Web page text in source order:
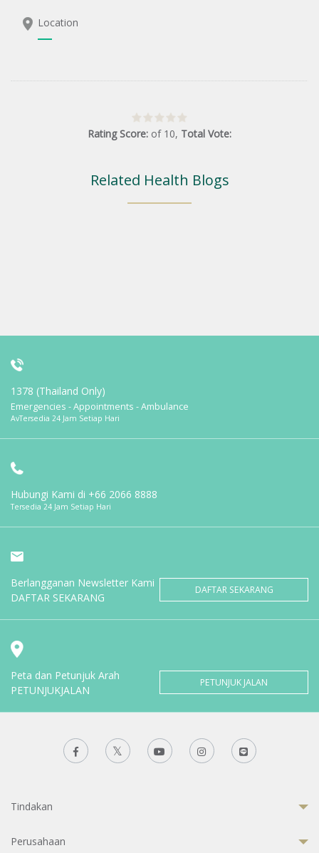
Location
Rating Score: of 10, Total Vote:
Related Health Blogs
1378 (Thailand Only)
Emergencies - Appointments - Ambulance
AvTersedia 24 Jam Setiap Hari
Hubungi Kami di +66 2066 8888
Tersedia 24 Jam Setiap Hari
Berlangganan Newsletter Kami
DAFTAR SEKARANG
DAFTAR SEKARANG
Peta dan Petunjuk Arah
PETUNJUKJALAN
PETUNJUK JALAN
Tindakan
Perusahaan